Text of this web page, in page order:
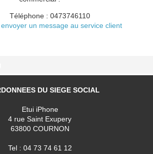
Téléphone : 0473746110
envoyer un message au service client
DU SIEGE SOCIAL
Etui iPhone
4 rue Saint Exupery
63800 COURNON
Tel : 04 73 74 61 12